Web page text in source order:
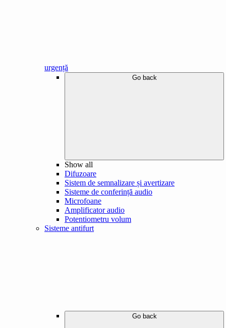
urgență
Go back
Show all
Difuzoare
Sistem de semnalizare și avertizare
Sisteme de conferință audio
Microfoane
Amplificator audio
Potentiometru volum
Sisteme antifurt
Go back